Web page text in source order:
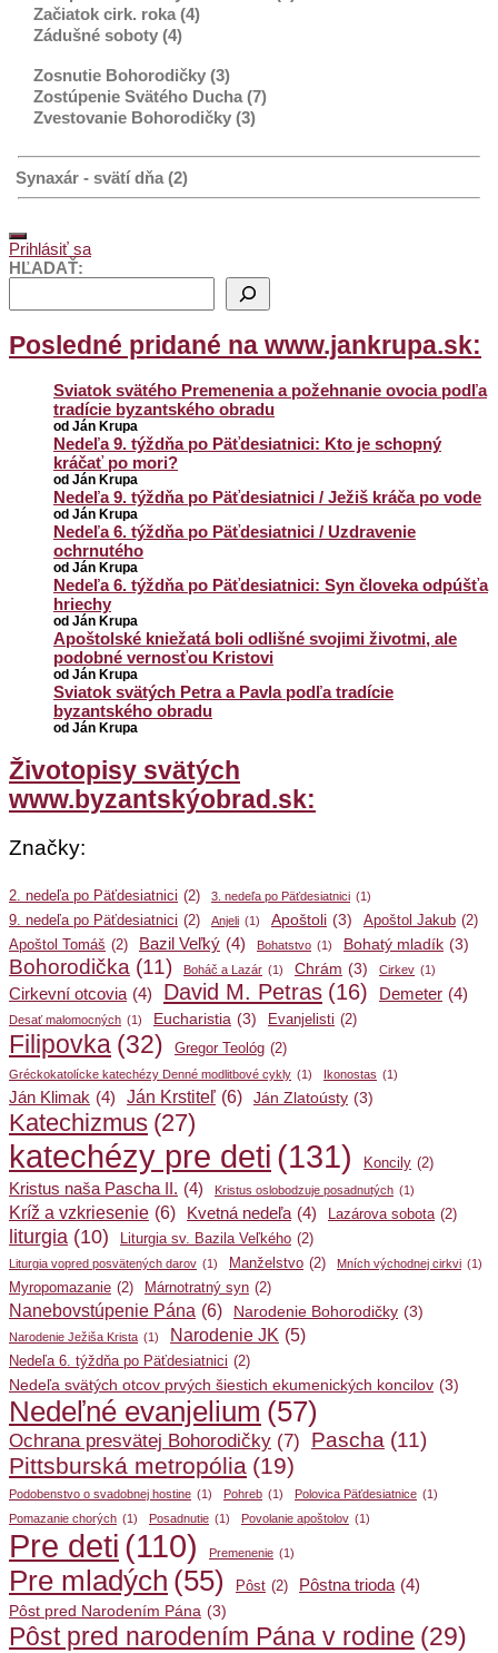
Začiatok cirk. roka (4)
Zádušné soboty (4)
Zosnutie Bohorodičky (3)
Zostúpenie Svätého Ducha (7)
Zvestovanie Bohorodičky (3)
Synaxár - svätí dňa (2)
Prihlásiť sa
HĽADAŤ:
Posledné pridané na www.jankrupa.sk:
Sviatok svätého Premenenia a požehnanie ovocia podľa
tradície byzantského obradu
od Ján Krupa
Nedeľa 9. týždňa po Päťdesiatnici: Kto je schopný
kráčať po mori?
od Ján Krupa
Nedeľa 9. týždňa po Päťdesiatnici / Ježiš kráča po vode
od Ján Krupa
Nedeľa 6. týždňa po Päťdesiatnici / Uzdravenie
ochrnutého
od Ján Krupa
Nedeľa 6. týždňa po Päťdesiatnici: Syn človeka odpúšťa
hriechy
od Ján Krupa
Apoštolské kniežatá boli odlišné svojimi životmi, ale
podobné vernosťou Kristovi
od Ján Krupa
Sviatok svätých Petra a Pavla podľa tradície
byzantského obradu
od Ján Krupa
Životopisy svätých
www.byzantskýobrad.sk:
Značky:
2. nedeľa po Päťdesiatnici (2) 3. nedeľa po Päťdesiatnici (1)
9. nedeľa po Päťdesiatnici (2) Anjeli (1) Apoštoli (3) Apoštol Jakub (2)
Apoštol Tomáš (2) Bazil Veľký (4) Bohatstvo (1) Bohatý mladík (3)
Bohorodička (11) Boháč a Lazár (1) Chrám (3) Cirkev (1)
Cirkevní otcovia (4) David M. Petras (16) Demeter (4)
Desať malomocných (1) Eucharistia (3) Evanjelisti (2)
Filipovka (32) Gregor Teológ (2)
Gréckokatolícke katechézy Denné modlitbové cykly (1) Ikonostas (1)
Ján Klimak (4) Ján Krstiteľ (6) Ján Zlatoústy (3)
Katechizmus (27)
katechézy pre deti (131) Koncily (2)
Kristus naša Pascha II. (4) Kristus oslobodzuje posadnutých (1)
Kríž a vzkriesenie (6) Kvetná nedeľa (4) Lazárova sobota (2)
liturgia (10) Liturgia sv. Bazila Veľkého (2)
Liturgia vopred posvätených darov (1) Manželstvo (2) Mních východnej cirkvi (1)
Myropomazanie (2) Márnotratný syn (2)
Nanebovstúpenie Pána (6) Narodenie Bohorodičky (3)
Narodenie Ježiša Krista (1) Narodenie JK (5)
Nedeľa 6. týždňa po Päťdesiatnici (2)
Nedeľa svätých otcov prvých šiestich ekumenických koncilov (3)
Nedeľné evanjelium (57)
Ochrana presvätej Bohorodičky (7) Pascha (11)
Pittsburská metropólia (19)
Podobenstvo o svadobnej hostine (1) Pohreb (1) Polovica Päťdesiatnice (1)
Pomazanie chorých (1) Posadnutie (1) Povolanie apoštolov (1)
Pre deti (110) Premenenie (1)
Pre mladých (55) Pôst (2) Pôstna trioda (4)
Pôst pred Narodením Pána (3)
Pôst pred narodením Pána v rodine (29)